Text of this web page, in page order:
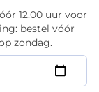
12.00 uur voor
bestel vóór
zondag.